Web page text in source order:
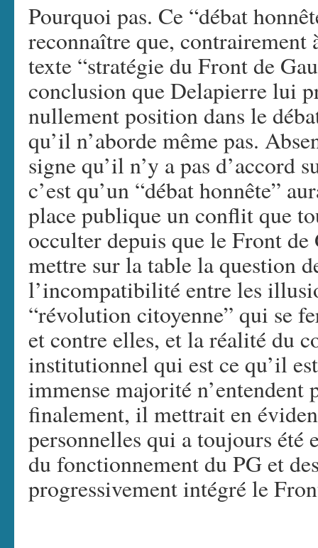
Pourquoi pas. Ce “débat
reconnaître que,
texte “stratégie du Front de
conclusion que Delapierre lui
nullement position dans le
qu’il n’aborde même pas.
signe qu’il n’y a pas d’accord
c’est qu’un “débat honnête”
place publique un conflit que
occulter depuis que le Front
mettre sur la table la question
l’incompatibilité entre les
“révolution citoyenne” qui se
et contre elles, et la réalité du
institutionnel qui est ce qu’il
immense majorité n’entendent
finalement, il mettrait en
personnelles qui a toujours été
du fonctionnement du PG et
progressivement intégré le